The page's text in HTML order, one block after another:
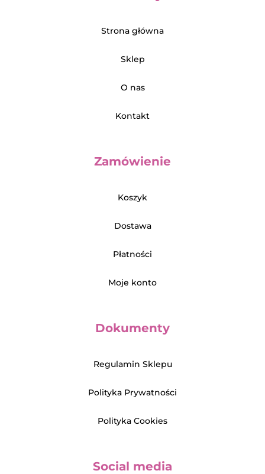
Strona główna
Sklep
O nas
Kontakt
Zamówienie
Koszyk
Dostawa
Płatności
Moje konto
Dokumenty
Regulamin Sklepu
Polityka Prywatności
Polityka Cookies
Social media